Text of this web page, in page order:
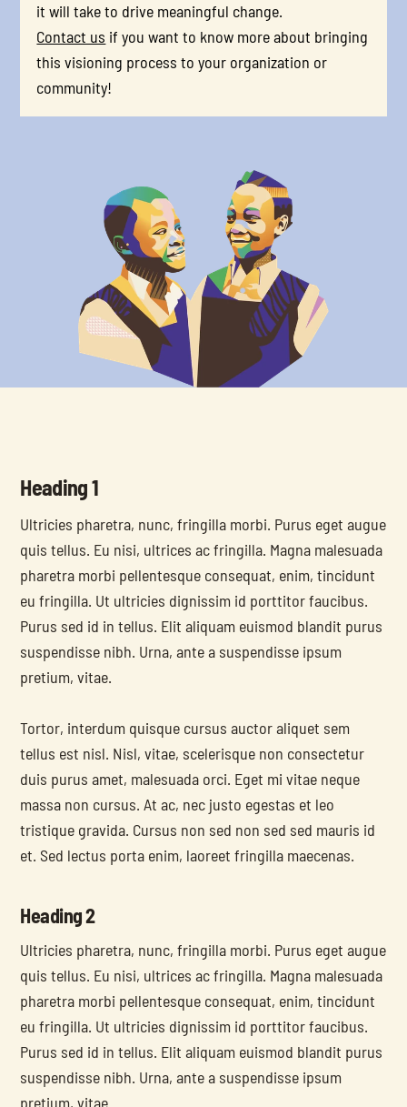
it will take to drive meaningful change.
Contact us if you want to know more about bringing
this visioning process to your organization or
community!
Heading 1
Ultricies pharetra, nunc, fringilla morbi. Purus eget augue
quis tellus. Eu nisi, ultrices ac fringilla. Magna malesuada
pharetra morbi pellentesque consequat, enim, tincidunt
eu fringilla. Ut ultricies dignissim id porttitor faucibus.
Purus sed id in tellus. Elit aliquam euismod blandit purus
suspendisse nibh. Urna, ante a suspendisse ipsum
pretium, vitae.
Tortor, interdum quisque cursus auctor aliquet sem
tellus est nisl. Nisl, vitae, scelerisque non consectetur
duis purus amet, malesuada orci. Eget mi vitae neque
massa non cursus. At ac, nec justo egestas et leo
tristique gravida. Cursus non sed non sed sed mauris id
et. Sed lectus porta enim, laoreet fringilla maecenas.
Heading 2
Ultricies pharetra, nunc, fringilla morbi. Purus eget augue
quis tellus. Eu nisi, ultrices ac fringilla. Magna malesuada
pharetra morbi pellentesque consequat, enim, tincidunt
eu fringilla. Ut ultricies dignissim id porttitor faucibus.
Purus sed id in tellus. Elit aliquam euismod blandit purus
suspendisse nibh. Urna, ante a suspendisse ipsum
pretium, vitae.